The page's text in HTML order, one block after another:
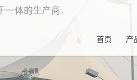
体的生产商。
首页 产